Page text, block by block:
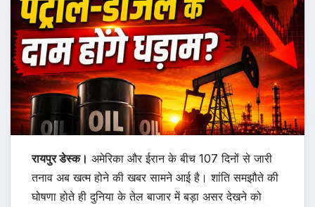
रायपुर डेस्क। अमेरिका और ईरान के बीच 107 दिनों से जारी
तनाव अब खत्म होने की खबर सामने आई है। शांति समझौते की
घोषणा होते ही दुनिया के तेल बाजार में बड़ा असर देखने को